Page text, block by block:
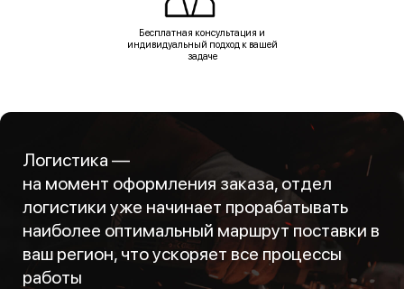
Бесплатная консультация и
индивидуальный подход к вашей
задаче
Логистика —
на момент оформления заказа, отдел
логистики уже начинает прорабатывать
наиболее оптимальный маршрут поставки в
ваш регион, что ускоряет все процессы
работы